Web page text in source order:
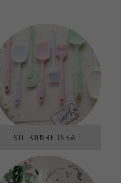
SILIKONREDSKAP